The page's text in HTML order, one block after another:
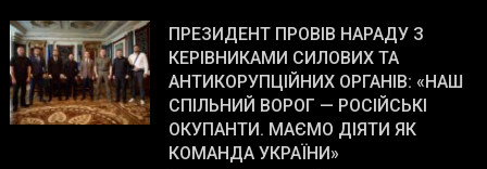
Street
Journal.
Південному
працівникам
ОПЗ
з
матеріального
резерву
ПРЕЗИДЕНТ ПРОВІВ НАРАДУ З
КЕРІВНИКАМИ СИЛОВИХ ТА
АНТИКОРУПЦІЙНИХ ОРГАНІВ: «НАШ
СПІЛЬНИЙ ВОРОГ — РОСІЙСЬКІ
ОКУПАНТИ. МАЄМО ДІЯТИ ЯК
КОМАНДА УКРАЇНИ»